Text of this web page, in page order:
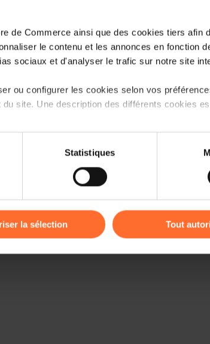
de Commerce ainsi que des cookies tiers afin
le contenu et les annonces en fonction
sociaux et d'analyser le trafic sur notre site
ou configurer les cookies selon vos
site. Une description des différents cookies
(ex : lecture de vidéos, partage sur
Statistiques
la sélection Tout